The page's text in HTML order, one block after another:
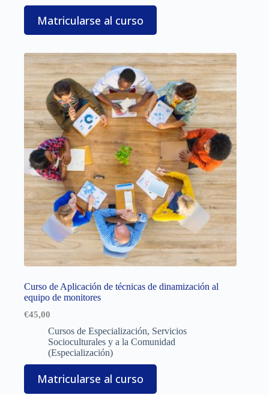
Matricularse al curso
Curso de Aplicación de técnicas de dinamización al
equipo de monitores
€45,00
Cursos de Especialización, Servicios
Socioculturales y a la Comunidad
(Especialización)
Matricularse al curso